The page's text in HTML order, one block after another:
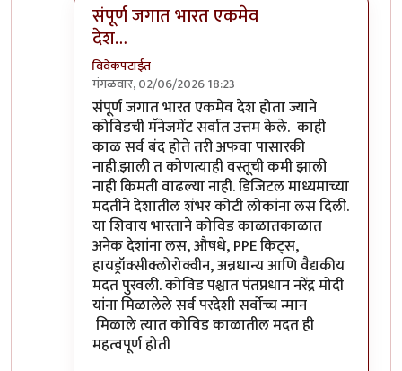
संपूर्ण जगात भारत एकमेव
देश…
विवेकपटाईत
मंगळवार, 02/06/2026 18:23
In reply toकोवीडकाळ...byप्रा.डॉ.दिलीप बिरुटे
संपूर्ण जगात भारत एकमेव देश होता ज्याने
कोविडची मॅनेजमेंट सर्वात उत्तम केले. काही
काळ सर्व बंद होते तरी अफवा पासारकी
नाही.झाली त कोणत्याही वस्तूची कमी झाली
नाही किमती वाढल्या नाही. डिजिटल माध्यमाच्या
मदतीने देशातील शंभर कोटी लोकांना लस दिली.
या शिवाय भारताने कोविड काळातकाळात
अनेक देशांना लस, औषधे, PPE किट्स,
हायड्रॉक्सीक्लोरोक्वीन, अन्नधान्य आणि वैद्यकीय
मदत पुरवली. कोविड पश्चात पंतप्रधान नरेंद्र मोदी
यांना मिळालेले सर्व परदेशी सर्वोच्च न्मान
मिळाले त्यात कोविड काळातील मदत ही
महत्वपूर्ण होती